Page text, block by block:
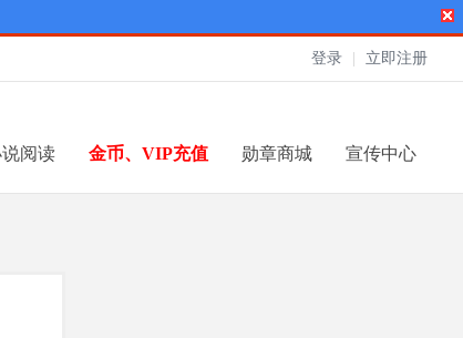
登录 立即注册
阅读 金币、VIP充值 勋章商城 宣传中心